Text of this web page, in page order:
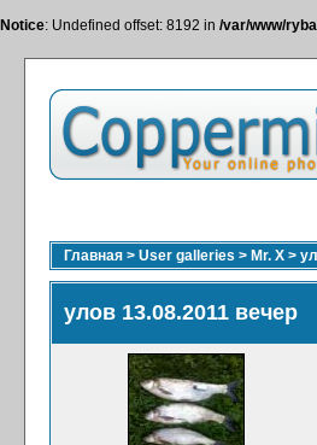
Notice: Undefined offset: 8192 in /var/www/
Главная > User galleries > Mr. X >
улов 13.08.2011 вечер